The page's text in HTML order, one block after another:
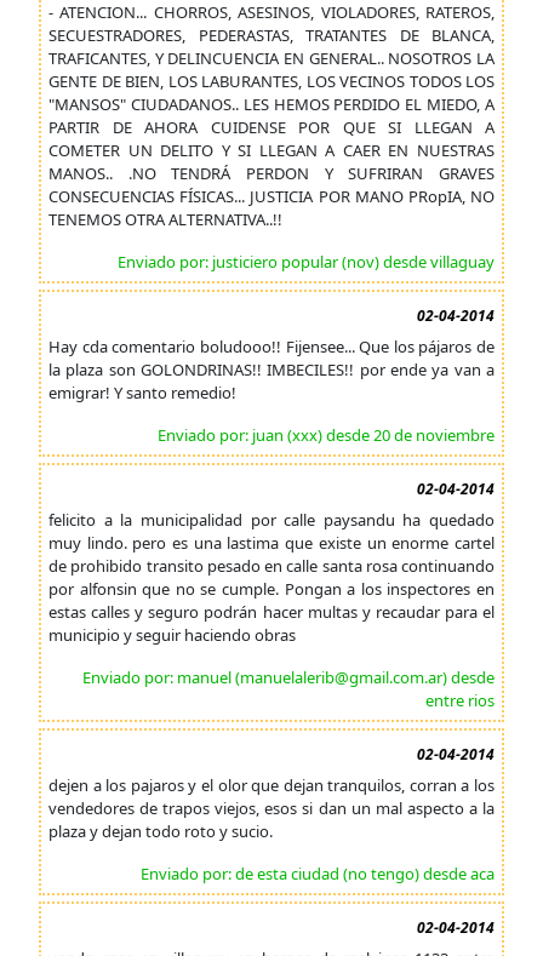
- ATENCION... CHORROS, ASESINOS, VIOLADORES, RATEROS,
SECUESTRADORES, PEDERASTAS, TRATANTES DE BLANCA,
TRAFICANTES, Y DELINCUENCIA EN GENERAL.. NOSOTROS LA
GENTE DE BIEN, LOS LABURANTES, LOS VECINOS TODOS LOS
"MANSOS" CIUDADANOS.. LES HEMOS PERDIDO EL MIEDO, A
PARTIR DE AHORA CUIDENSE POR QUE SI LLEGAN A
COMETER UN DELITO Y SI LLEGAN A CAER EN NUESTRAS
MANOS.. .NO TENDRÁ PERDON Y SUFRIRAN GRAVES
CONSECUENCIAS FÍSICAS... JUSTICIA POR MANO PRopIA, NO
TENEMOS OTRA ALTERNATIVA..!!
Enviado por: justiciero popular (nov) desde villaguay
02-04-2014
Hay cda comentario boludooo!! Fijensee... Que los pájaros de
la plaza son GOLONDRINAS!! IMBECILES!! por ende ya van a
emigrar! Y santo remedio!
Enviado por: juan (xxx) desde 20 de noviembre
02-04-2014
felicito a la municipalidad por calle paysandu ha quedado
muy lindo. pero es una lastima que existe un enorme cartel
de prohibido transito pesado en calle santa rosa continuando
por alfonsin que no se cumple. Pongan a los inspectores en
estas calles y seguro podrán hacer multas y recaudar para el
municipio y seguir haciendo obras
Enviado por: manuel (manuelalerib@gmail.com.ar) desde
entre rios
02-04-2014
dejen a los pajaros y el olor que dejan tranquilos, corran a los
vendedores de trapos viejos, esos si dan un mal aspecto a la
plaza y dejan todo roto y sucio.
Enviado por: de esta ciudad (no tengo) desde aca
02-04-2014